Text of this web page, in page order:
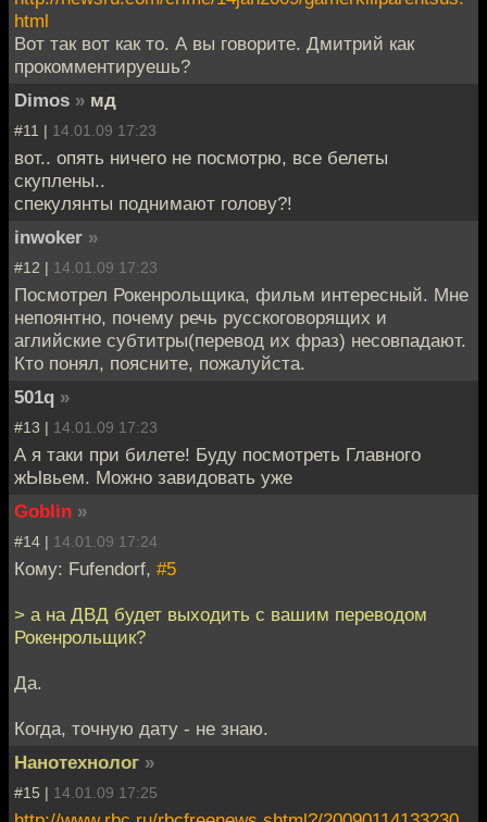
html
Вот так вот как то. А вы говорите. Дмитрий как
прокомментируешь?
Dimos » мд
#11 | 14.01.09 17:23
вот.. опять ничего не посмотрю, все белеты
скуплены..
спекулянты поднимают голову?!
inwoker »
#12 | 14.01.09 17:23
Посмотрел Рокенрольщика, фильм интересный. Мне
непоянтно, почему речь русскоговорящих и
аглийские субтитры(перевод их фраз) несовпадают.
Кто понял, поясните, пожалуйста.
501q »
#13 | 14.01.09 17:23
А я таки при билете! Буду посмотреть Главного
жЫвьем. Можно завидовать уже
Goblin »
#14 | 14.01.09 17:24
Кому: Fufendorf, #5
> а на ДВД будет выходить с вашим переводом
Рокенрольщик?
Да.
Когда, точную дату - не знаю.
Нанотехнолог »
#15 | 14.01.09 17:25